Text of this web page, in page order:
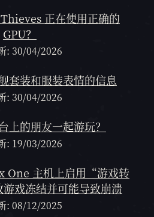
正在使用正确的
GPU？
: 30/04/2026
套装和服装表情的信息
: 30/04/2026
上的朋友一起游玩？
: 19/03/2026
One 主机上启用“游戏转
戏冻结并可能导致崩溃
: 08/12/2025